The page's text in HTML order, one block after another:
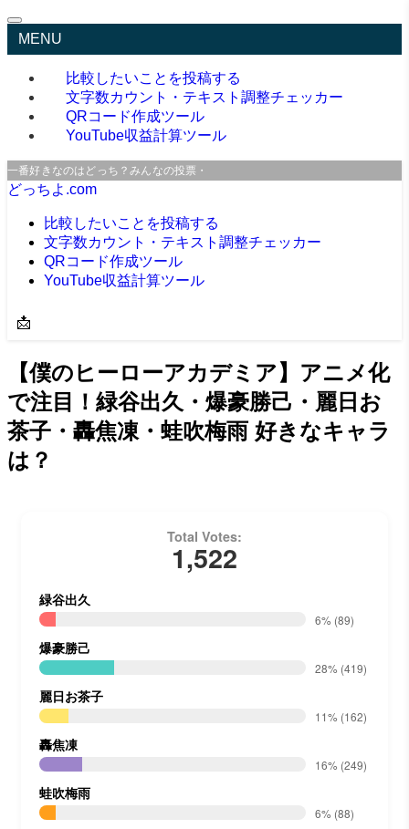
MENU
比較したいことを投稿する
文字数カウント・テキスト調整チェッカー
QRコード作成ツール
YouTube収益計算ツール
一番好きなのはどっち？みんなの投票・口コミサイト
どっちよ.com
比較したいことを投稿する
文字数カウント・テキスト調整チェッカー
QRコード作成ツール
YouTube収益計算ツール
📩
【僕のヒーローアカデミア】アニメ化
で注目！緑谷出久・爆豪勝己・麗日お
茶子・轟焦凍・蛙吹梅雨 好きなキャラ
は？
Total Votes:
1,522
緑谷出久
6% (89)
爆豪勝己
28% (419)
麗日お茶子
11% (162)
轟焦凍
16% (249)
蛙吹梅雨
6% (88)